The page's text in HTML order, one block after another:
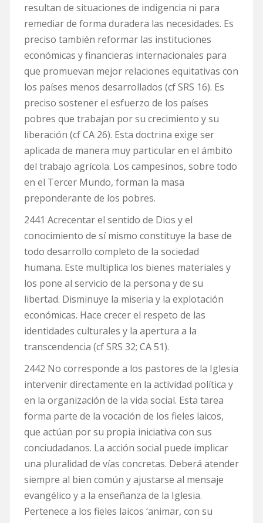
resultan de situaciones de indigencia ni para
remediar de forma duradera las necesidades. Es
preciso también reformar las instituciones
económicas y financieras internacionales para
que promuevan mejor relaciones equitativas con
los países menos desarrollados (cf SRS 16). Es
preciso sostener el esfuerzo de los países
pobres que trabajan por su crecimiento y su
liberación (cf CA 26). Esta doctrina exige ser
aplicada de manera muy particular en el ámbito
del trabajo agrícola. Los campesinos, sobre todo
en el Tercer Mundo, forman la masa
preponderante de los pobres.
2441 Acrecentar el sentido de Dios y el
conocimiento de sí mismo constituye la base de
todo desarrollo completo de la sociedad
humana. Este multiplica los bienes materiales y
los pone al servicio de la persona y de su
libertad. Disminuye la miseria y la explotación
económicas. Hace crecer el respeto de las
identidades culturales y la apertura a la
transcendencia (cf SRS 32; CA 51).
2442 No corresponde a los pastores de la Iglesia
intervenir directamente en la actividad política y
en la organización de la vida social. Esta tarea
forma parte de la vocación de los fieles laicos,
que actúan por su propia iniciativa con sus
conciudadanos. La acción social puede implicar
una pluralidad de vías concretas. Deberá atender
siempre al bien común y ajustarse al mensaje
evangélico y a la enseñanza de la Iglesia.
Pertenece a los fieles laicos ‘animar, con su